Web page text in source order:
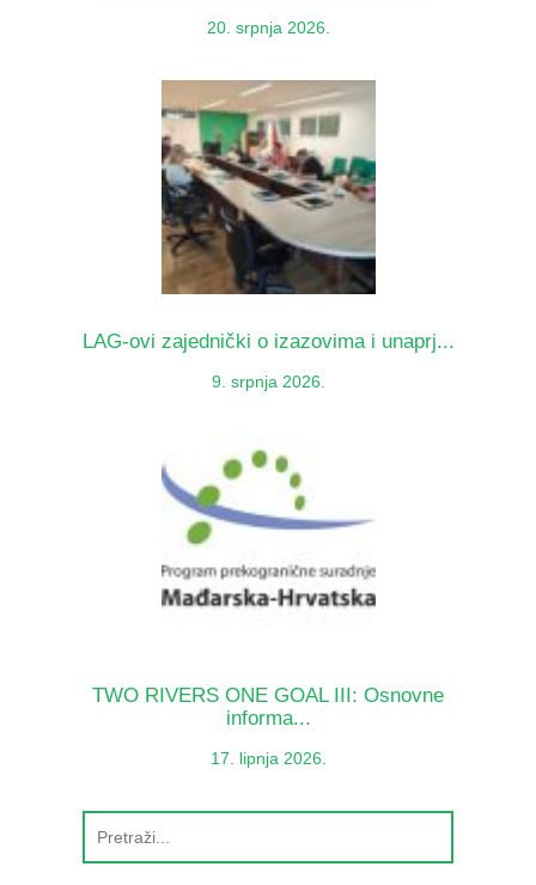
20. srpnja 2026.
LAG-ovi zajednički o izazovima i unaprj...
9. srpnja 2026.
TWO RIVERS ONE GOAL III: Osnovne
informa...
17. lipnja 2026.